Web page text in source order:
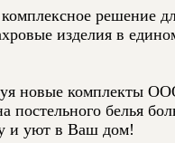
решение
изделия в
новые комплекты
постельного белья
и уют в Ваш дом!